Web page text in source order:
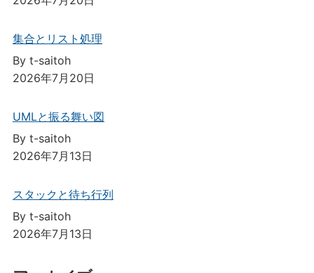
集合とリスト処理
By t-saitoh
2026年7月20日
UMLと振る舞い図
By t-saitoh
2026年7月13日
スタックと待ち行列
By t-saitoh
2026年7月13日